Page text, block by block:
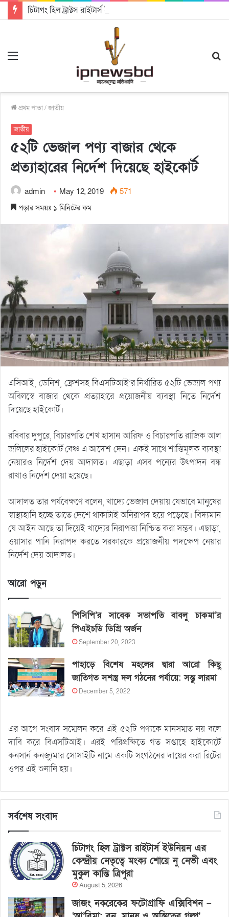
প্রথম পাতা/জাতীয়
জাতীয়
৫২টি ভেজাল পণ্য বাজার থেকে
প্রত্যাহারের নির্দেশ দিয়েছে হাইকোর্ট
admin May 12, 2019
571
পড়ার সময়ঃ ১ মিনিটের কম
এসিআই, ডেনিশ, ফ্রেশসহ বিএসটিআই’র নির্ধারিত ৫২টি ভেজাল পণ্য
অবিলস্বে বাজার থেকে প্রত্যাহারে প্রয়োজনীয় ব্যবস্থা নিতে নির্দেশ
দিয়েছে হাইকোর্ট।
রবিবার দুপুরে, বিচারপতি শেখ হাসান আরিফ ও বিচারপতি রাজিক আল
জলিলের হাইকোর্ট বেঞ্চ এ আদেশ দেন। একই সাথে শাস্তিমূলক ব্যবস্থা
নেয়ারও নির্দেশ দেয় আদালত। এছাড়া এসব পন্যের উৎপাদন বন্ধ
রাখাও নির্দেশ দেয়া হয়েছে।
আদালত তার পর্যবেক্ষণে বলেন, খাদ্যে ভেজাল দেয়ায় যেভাবে মানুষের
স্বাস্থ্যহানি হচ্ছে তাতে দেশে থাকাটাই অনিরাপদ হয়ে পড়েছে। বিদ্যমান
যে আইন আছে তা দিয়েই খাদ্যের নিরাপত্তা নিশ্চিত করা সম্ভব। এছাড়া,
ওয়াসার পানি নিরাপদ করতে সরকারকে প্রয়োজনীয় পদক্ষেপ নেয়ার
নির্দেশ দেয় আদালত।
আরো পড়ুন
পিসিপি’র সাবেক সভাপতি বাবলু চাকমা’র
পিএইচডি ডিগ্রি অর্জন
September 20, 2023
পাহাড়ে বিশেষ মহলের দ্বারা আরো কিছু
জাতিগত সশস্ত্র দল গঠনের পর্যায়ে: সন্তু লারমা
December 5, 2022
এর আগে সংবাদ সম্মেলন করে এই ৫২টি পণ্যকে মানসম্মত নয় বলে
দাবি করে বিএসটিআই। এরই পরিপ্রক্ষিতে গত সপ্তাহে হাইকোর্টে
কনসার্ন কনজ্যুমার সোসাইটি নামে একটি সংগঠনের দায়ের করা রিটের
ওপর এই শুনানি হয়।
সর্বশেষ সংবাদ
চিটাগং হিল ট্রাক্টস রাইটার্স ইউনিয়ন এর
কেন্দ্রীয় নেতৃত্বে মংক্য শোয়ে নু নেভী এবং
মুকুল কান্তি ত্রিপুরা
August 5, 2026
জাজং নকরেকের ফটোগ্রাফি এক্সিবিশন –